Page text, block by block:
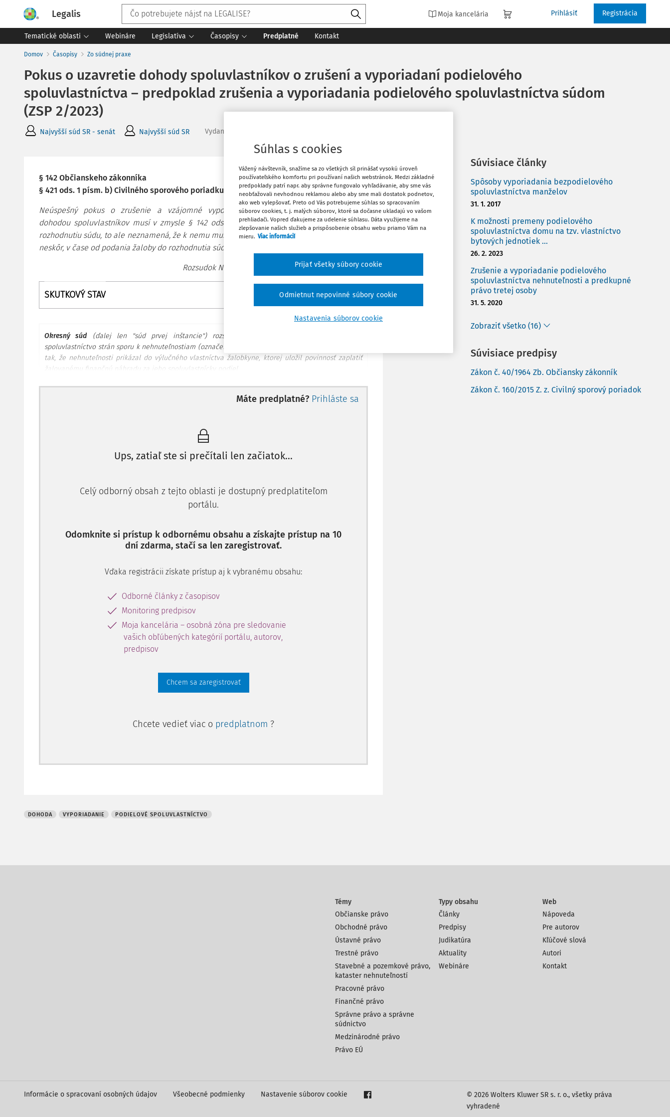
Legalis Moja kancelária Prihlásiť Registrácia
Tematické oblasti Webináre Legislatíva Časopisy Predplatné Kontakt
Domov Časopisy Zo súdnej praxe
Pokus o uzavretie dohody spoluvlastníkov o zrušení a vyporiadaní podielového
spoluvlastníctva – predpoklad zrušenia a vyporiadania podielového spoluvlastníctva súdom
(ZSP 2/2023)
Najvyšší súd SR - senát Najvyšší súd SR Vydané
§ 142 Občianskeho zákonníka
§ 421 ods. 1 písm. b) Civilného sporového poriadku
Neúspešný pokus o zrušenie a vzájomné vyporiadanie podielového spoluvlastníctva
dohodou spoluvlastníkov musí v zmysle § 142 ods. 1 Občianskeho zákonníka predchádzať
rozhodnutiu súdu, to ale neznamená, že k nemu musí dôjsť len pred podaním žaloby, a nie aj
neskôr, v čase od podania žaloby do rozhodnutia súdu.
Rozsudok Najvyššieho súdu SR sp. zn. 7Cdo/303/2021
SKUTKOVÝ STAV
Okresný súd (ďalej len "súd prvej inštancie") rozsudkom z 19. decembra 2019 podielové
spoluvlastníctvo strán sporu k nehnuteľnostiam (označeným vo výroku rozsudku) zrušil a vyporiadal
tak, že nehnuteľnosti prikázal do výlučného vlastníctva žalobkyne, ktorej uložil povinnosť zaplatiť
žalovanému finančnú náhradu za jeho spoluvlastnícky podiel.
Súd prvej inštancie na základe výsledkov vykonaného dokazovania dospel k záveru o
vyporiadaní ich podielového spoluvlastníctva k nehnuteľnostiam. Podľa názoru súdu bola
síce reálna deľba spoločných nehnuteľností technicky možná, javila sa ale ako neúčelná.
Vzhľadom na účelné využitie veci, výšku spoluvlastníckych podielov, doterajší spôsob
Máte predplatné? Prihláste sa
Ups, zatiaľ ste si prečítali len začiatok...
Celý odborný obsah z tejto oblasti je dostupný predplatiteľom
portálu.
Odomknite si prístup k odbornému obsahu a získajte prístup na 10
dní zdarma, stačí sa len zaregistrovať.
Vďaka registrácii získate prístup aj k vybranému obsahu:
Odborné články z časopisov
Monitoring predpisov
Moja kancelária – osobná zóna pre sledovanie
vašich obľúbených kategórií portálu, autorov,
predpisov
Chcem sa zaregistrovať
Chcete vedieť viac o predplatnom ?
DOHODA VYPORIADANIE PODIELOVÉ SPOLUVLASTNÍCTVO
Vytlačiť
Obľúbené
Súvisiace články
Spôsoby vyporiadania bezpodielového
spoluvlastníctva manželov
31. 1. 2017
K možnosti premeny podielového
spoluvlastníctva domu na tzv. vlastníctvo
bytových jednotiek ...
26. 2. 2023
Zrušenie a vyporiadanie podielového
spoluvlastníctva nehnuteľnosti a predkupné
právo tretej osoby
31. 5. 2020
Zobraziť všetko (16)
Súvisiace predpisy
Zákon č. 40/1964 Zb. Občiansky zákonník
Zákon č. 160/2015 Z. z. Civilný sporový poriadok
Témy
Občianske právo
Obchodné právo
Ústavné právo
Trestné právo
Stavebné a pozemkové právo,
kataster nehnuteľností
Pracovné právo
Finančné právo
Správne právo a správne
súdnictvo
Medzinárodné právo
Právo EÚ
Typy obsahu
Články
Predpisy
Judikatúra
Aktuality
Webináre
Web
Nápoveda
Pre autorov
Kľúčové slová
Autori
Kontakt
© 2026 Wolters Kluwer SR s. r. o., všetky práva
vyhradené
Informácie o spracovaní osobných údajov Všeobecné podmienky Nastavenie súborov cookie
Súhlas s cookies
Vážený návštevník, snažíme sa zo všetkých síl prinášať vysokú úroveň
používateľského komfortu pri používaní našich webstránok. Medzi základné
predpoklady patrí napr. aby správne fungovalo vyhľadávanie, aby sme vás
neobťažovali nevhodnou reklamou alebo aby sme mali dostatok podnetov,
ako web vylepšovať. Preto od Vás potrebujeme súhlas so spracovaním
súborov cookies, t. j. malých súborov, ktoré sa dočasne ukladajú vo vašom
prehliadači. Vopred ďakujeme za udelenie súhlasu. Dáta využijeme na
zlepšovanie našich služieb a prispôsobenie obsahu webu priamo Vám na
mieru. Viac informácií
Nastavenia súborov cookie
Odmietnut nepovinné súbory cookie
Prijať všetky súbory cookie